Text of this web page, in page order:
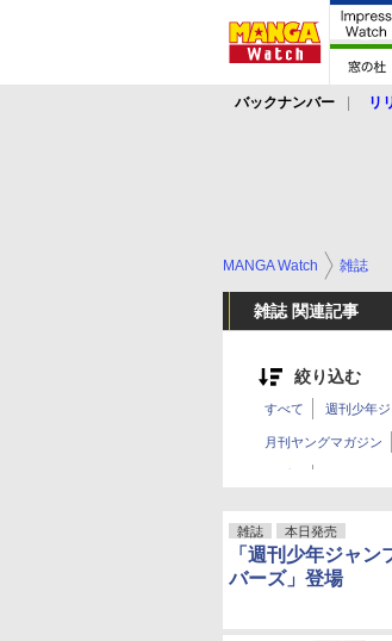
バックナンバー リ
MANGA Watch 雑誌
雑誌 関連記事
絞り込む
すべて 週刊少年
月刊ヤングマガジン
雑誌 本日発売
「週刊少年ジャ
バーズ」登場